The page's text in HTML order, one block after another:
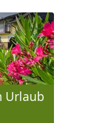
Urlaub